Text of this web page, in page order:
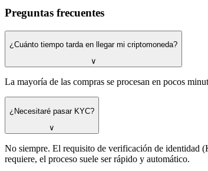
Preguntas frecuentes
¿Cuánto tiempo tarda en llegar mi criptomoneda?
∨
La mayoría de las compras se procesan en pocos
¿Necesitaré pasar KYC?
∨
No siempre. El requisito de verificación de identidad
requiere, el proceso suele ser rápido y automático.